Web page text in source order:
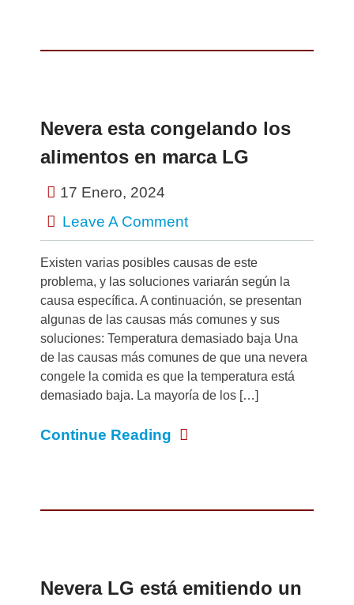
Nevera esta congelando los
alimentos en marca LG
17 Enero, 2024
Leave A Comment
Existen varias posibles causas de este
problema, y las soluciones variarán según la
causa específica. A continuación, se presentan
algunas de las causas más comunes y sus
soluciones: Temperatura demasiado baja Una
de las causas más comunes de que una nevera
congele la comida es que la temperatura está
demasiado baja. La mayoría de los […]
Continue Reading
Nevera LG está emitiendo un